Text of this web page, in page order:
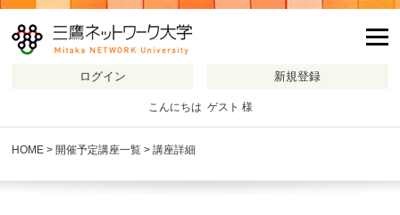
こんにちは ゲスト 様
HOME > 開催予定講座一覧 > 講座詳細